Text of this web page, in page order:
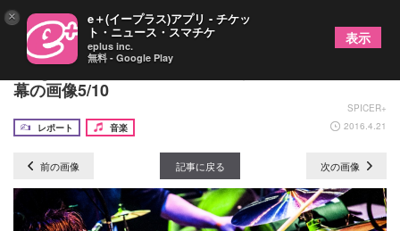
Dragon Ash バンドの未来を示す2年ぶりツアー開
幕の画像5/10
SPICER+
レポート
音楽 2016.4.21
前の画像 記事に戻る 次の画像
× e＋(イープラス)アプリ - チケッ
ト・ニュース・スマチケ
eplus inc.
無料 - Google Play
表示